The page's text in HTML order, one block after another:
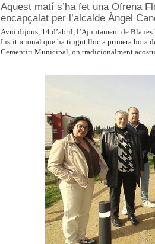
Aquest matí s’ha fet una Ofrena
encapçalat per l’alcalde Àngel
Avui dijous, 14 d’abril, l’Ajuntament de
Institucional que ha tingut lloc a primera hora
Cementiri Municipal, on tradicionalment